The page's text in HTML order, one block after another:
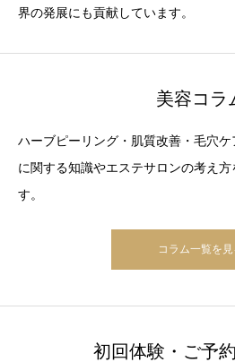
界の発展にも貢献しています。
美容コラ
ハーブピーリング・肌質改善・毛穴
に関する知識やエステサロンの考え
す。
コラム一覧を見
初回体験・ご予